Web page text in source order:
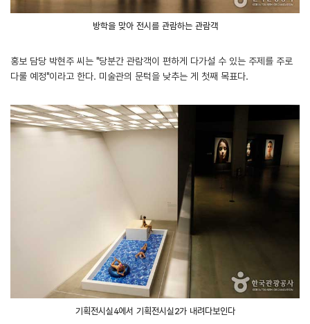
방학을 맞아 전시를 관람하는 관람객
홍보 담당 박현주 씨는 "당분간 관람객이 편하게 다가설 수 있는 주제를 주로
다룰 예정"이라고 한다. 미술관의 문턱을 낮추는 게 첫째 목표다.
기획전시실4에서 기획전시실2가 내려다보인다